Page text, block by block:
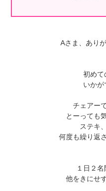
Aさま、あり
初めて
いかが
チェアー
とーっても
ステキ
何度も繰り返
１日２
他をきにせ